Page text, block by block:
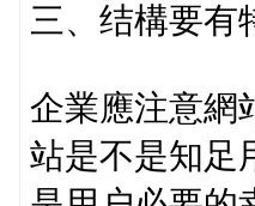
三、结構要有
企業應注意網
站是不是知足